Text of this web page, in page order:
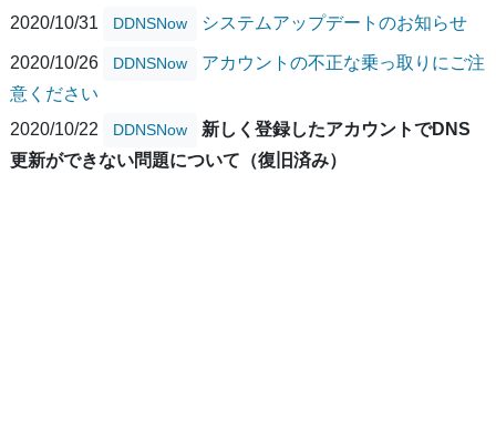
2020/10/31
DDNSNow システムアップデートのお知らせ
2020/10/26 DDNSNow
アカウントの不正な乗っ取りにご注
意ください
2020/10/22
DDNSNow
新しく登録したアカウントでDNS
更新ができない問題について（復旧済み）